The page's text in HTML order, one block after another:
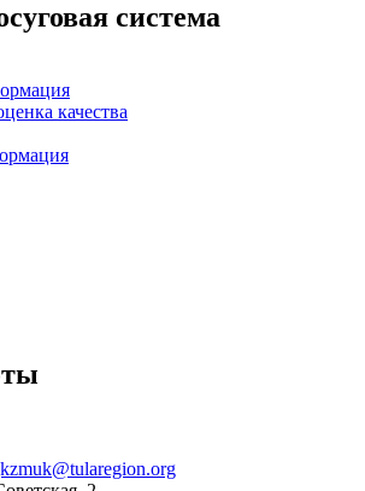
система
качества